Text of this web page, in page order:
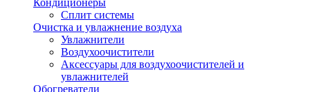
Кондиционеры
Сплит системы
Очистка и увлажнение воздуха
Увлажнители
Воздухоочистители
Аксессуары для воздухоочистителей и
увлажнителей
Обогреватели